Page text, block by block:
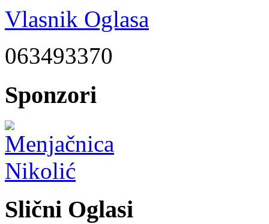
Vlasnik Oglasa
063493370
Sponzori
Slični Oglasi